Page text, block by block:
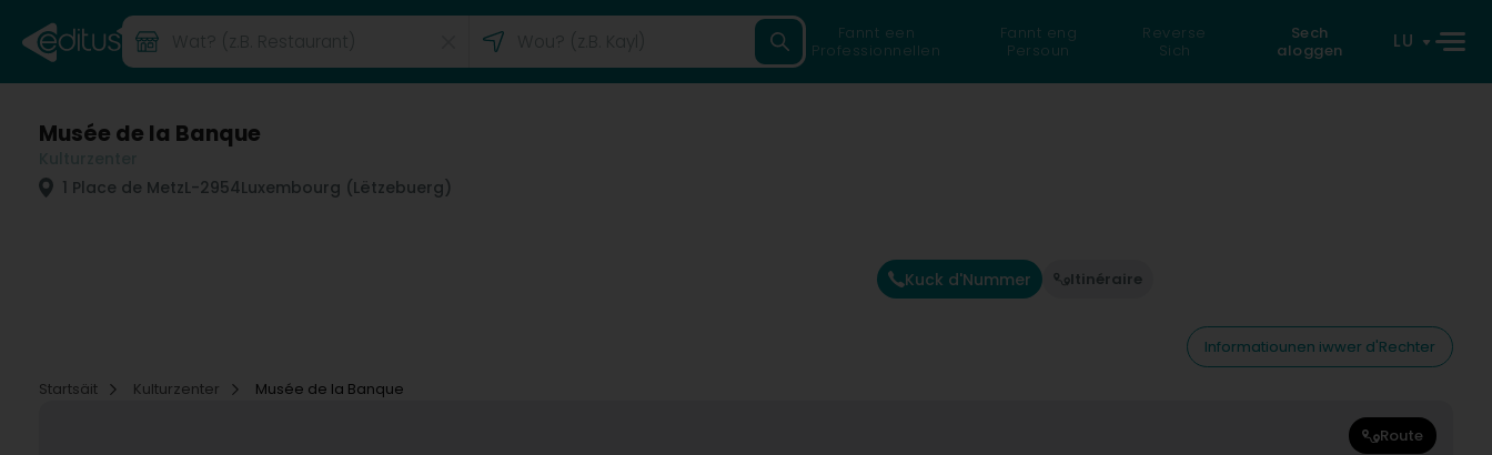
Fannt een
Professionnellen
Fannt eng
Persoun
Reverse
Sich
Sech
aloggen
LU
Musée de la Banque
1 Place de MetzL-2954Luxembourg (Lëtzebuerg)
Kuck d'Nummer Itinéraire
Informatiounen iwwer d'Rechter
Startsäit
Kulturzenter Musée de la Banque
Route